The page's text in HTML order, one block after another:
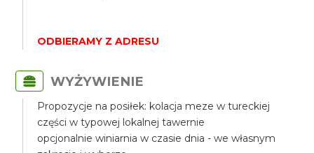
ODBIERAMY Z ADRESU
WYŻYWIENIE
Propozycje na posiłek: kolacja meze w tureckiej
części w typowej lokalnej tawernie
opcjonalnie winiarnia w czasie dnia - we własnym